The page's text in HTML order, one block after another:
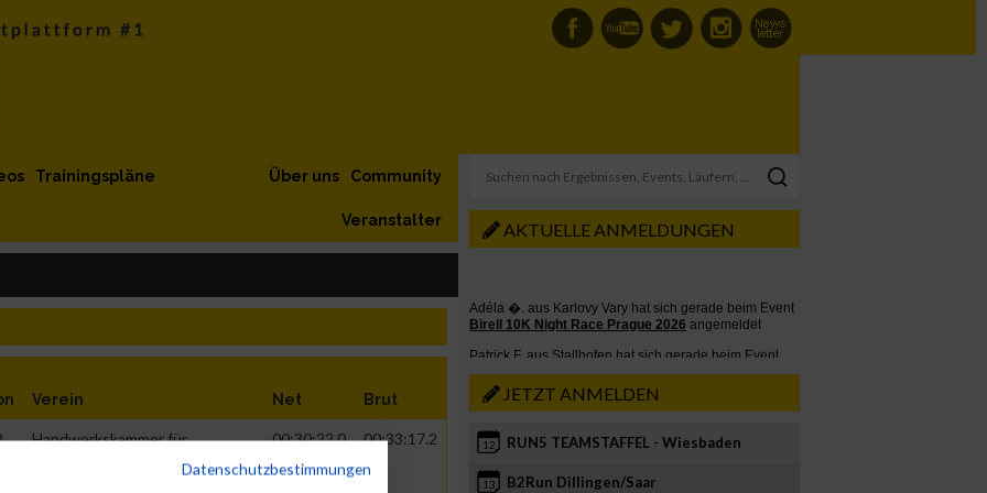
Trainingspläne Community
Über uns
Veranstalter
Verein Net Brut
Handwerkskammer für
00:30:22.0 00:33:17.2
AKTUELLE ANMELDUNGEN
JETZT ANMELDEN
12 RUN5 TEAMSTAFFEL - Wiesbaden
13 B2Run Dillingen/Saar
Datenschutzbestimmungen